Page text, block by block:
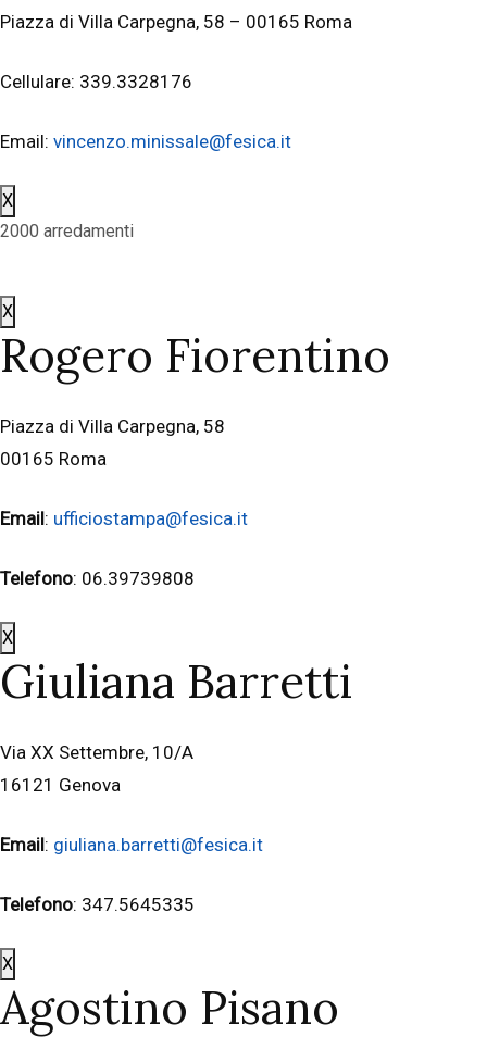
Piazza di Villa Carpegna, 58 – 00165 Roma
Cellulare: 339.3328176
Email: vincenzo.minissale@fesica.it
X
2000 arredamenti
X
Rogero Fiorentino
Piazza di Villa Carpegna, 58
00165 Roma
Email: ufficiostampa@fesica.it
Telefono: 06.39739808
X
Giuliana Barretti
Via XX Settembre, 10/A
16121 Genova
Email: giuliana.barretti@fesica.it
Telefono: 347.5645335
X
Agostino Pisano